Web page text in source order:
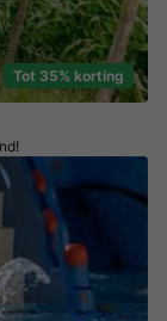
Tot 35% korting